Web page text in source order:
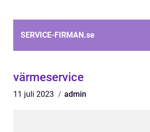
SERVICE-FIRMAN.se
värmeservice
11 juli 2023 admin